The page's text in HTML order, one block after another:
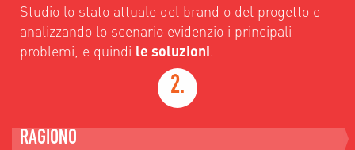
Studio lo stato attuale del brand o del progetto e
analizzando lo scenario evidenzio i principali
problemi, e quindi le soluzioni.
2.
RAGIONO